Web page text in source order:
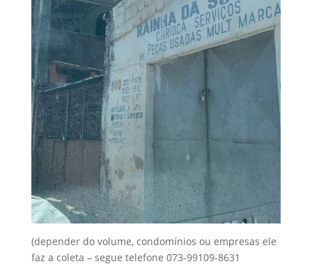
(depender do volume, condomínios ou empresas ele
faz a coleta – segue telefone 073-99109-8631